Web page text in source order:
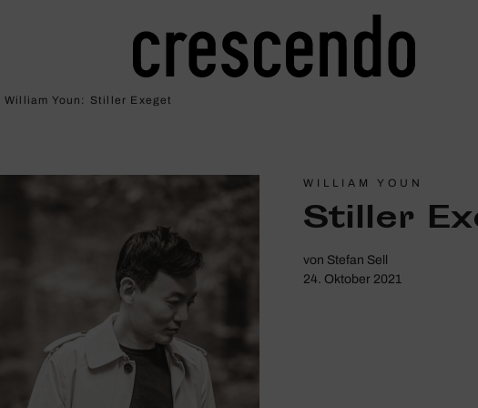
William Youn: Stiller Exeget
WILLIAM YOUN
Stiller
von Stefan Sell
24. Oktober 2021